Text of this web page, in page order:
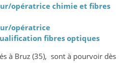
opératrice chimie et fibres
opératrice
fibres optiques
à Bruz (35), sont à pourvoir dès